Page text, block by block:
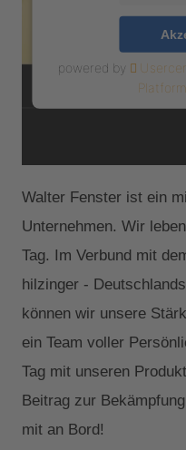
powered by
Platform
Walter Fenster ist ein
Unternehmen. Wir
Tag. Im Verbund mit
hilzinger -
können wir unsere
ein Team voller
Tag mit unseren
Beitrag zur
mit an Bord!